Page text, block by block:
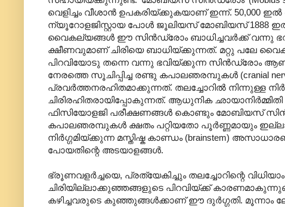
വെളിച്ചം വീശാൻ ഉപകരിയ്ക്കുകയാണ് ഇന്ന്.
ന്യൂറോളജിസ്റ്റായ പോൾ ജൂലിയസ് മോബിയസ് 1888
വൈകല്യങ്ങൾ ഈ സിൻഡ്രോം ബാധിച്ചവർക്ക് വന്നു
ക്ഷീണവുമാണ് ചിരിയെ ബാധിയ്ക്കുന്നത്. മറ്റു പലേ
പിറവിയോടു തന്നെ വന്നു ഭവിയ്ക്കുന്ന സിൻഡ്രോം
നേരത്തെ സൂചിപ്പിച്ച രണ്ടു കപാലഞരമ്പുകൾ (cranial
പ്രവർത്തനരഹിതമാക്കുന്നത്. തലച്ചോറിൽ നിന്നുള്ള
ചിരിരഹിതരായിപ്പോകുന്നത്. ആധുനിക ഛായാനിർമ്മിതി
ഫിസിയോളജി പരീക്ഷണങ്ങൾ കൊണ്ടും മോബിയസ്
കപാലഞരമ്പുകൾ ക്ഷതം പറ്റിയതോ പൂർണ്ണമായും
നിർഗ്ഗമിയ്ക്കുന്ന മസ്തിഷ്ക കാണ്ഡം (brainstem)
പോയതിന്റെ അടയാളങ്ങൾ.
ഭ്രൂണവളർച്ചയെ, പ്രത്യേകിച്ചും തലച്ചോറിന്റെ
ചിരിയില്ലാക്കുഞ്ഞങ്ങളുടെ പിറവിയ്ക്ക്
കഴിച്ചവരുടെ കുഞ്ഞുങ്ങൾക്കാണ് ഈ ദുർഗ്ഗതി.